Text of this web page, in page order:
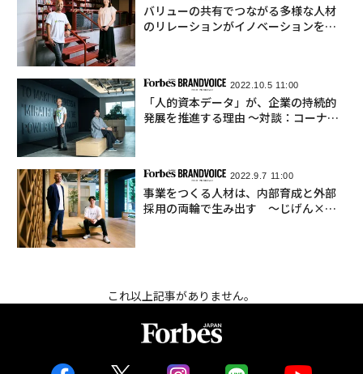
バリューの共有でつながる多様な人材
のリレーションがイノベーションを創
2022.10.5 11:00
「人的資本データ」が、企業の持続的
発展を推進する理由 ～対談：コーナー
2022.9.7 11:00
事業をつくる人材は、内部育成と外部
採用の両輪で生み出す ～じげん×コ
これ以上記事がありません。